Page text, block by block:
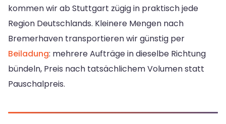
kommen wir ab Stuttgart zügig in praktisch jede
Region Deutschlands. Kleinere Mengen nach
Bremer­haven transportieren wir günstig per
Beiladung: mehrere Aufträge in dieselbe Richtung
bündeln, Preis nach tatsächlichem Volumen statt
Pauschalpreis.